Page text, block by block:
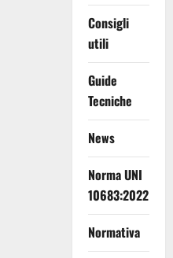
Consigli
utili
Guide
Tecniche
News
Norma UNI
10683:2022
Normativa